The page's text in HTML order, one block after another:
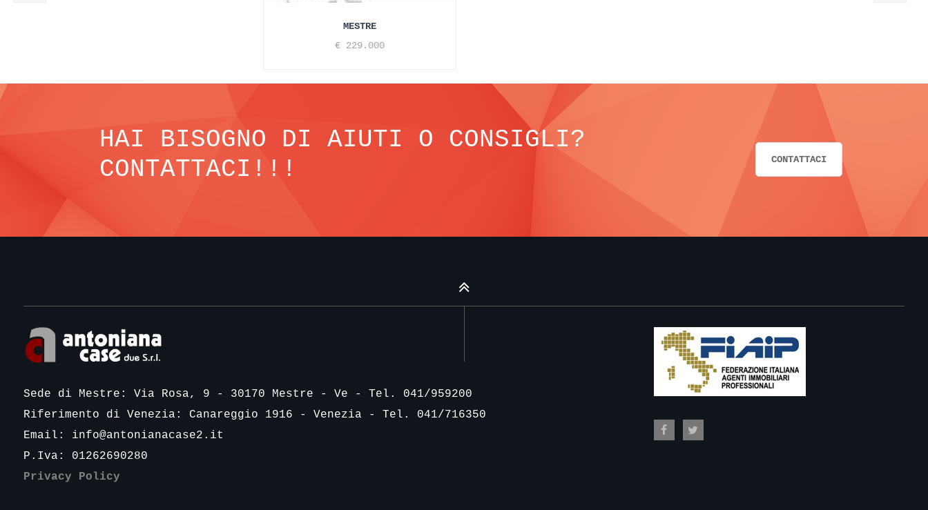
MESTRE
€ 229.000
HAI BISOGNO DI AIUTI O CONSIGLI?
CONTATTACI!!!
CONTATTACI
Sede di Mestre: Via Rosa, 9 - 30170 Mestre - Ve - Tel. 041/959200
Riferimento di Venezia: Canareggio 1916 - Venezia - Tel. 041/716350
Email: info@antonianacase2.it
P.Iva: 01262690280
Privacy Policy